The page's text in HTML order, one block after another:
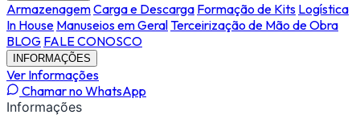
ArmazenagemCarga e Descarga Formação de Kits Logística
In House Manuseios em GeralTerceirização de Mão de Obra
BLOG FALE CONOSCO
INFORMAÇÕES
Ver Informações
Chamar no WhatsApp
Informações